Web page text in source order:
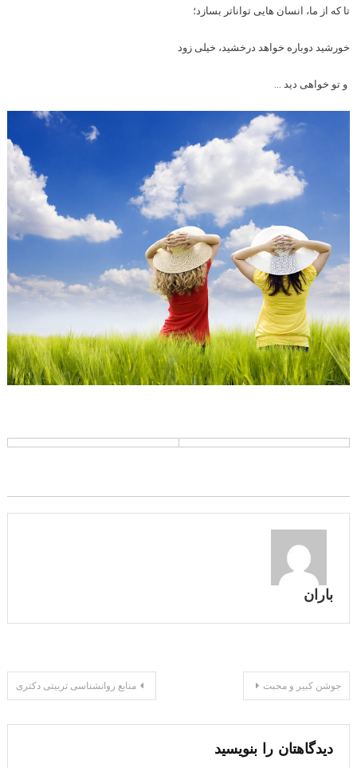
تا که از ما، انسان هایی تواناتر بسازد؛
خورشید دوباره خواهد درخشید، خیلی زود
و تو خواهی دید …
باران
راهبری
نوشته
منابع روانشناسی تربیتی دکتری جوشن کبیر و محبت
دیدگاهتان را بنویسید